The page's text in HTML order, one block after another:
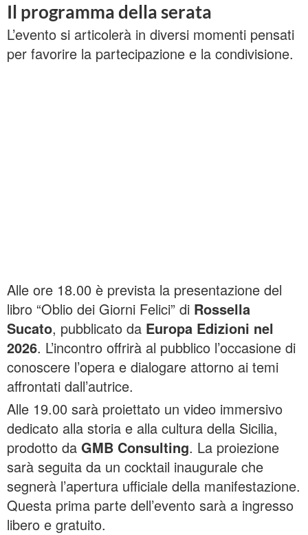
Il programma della serata
L’evento si articolerà in diversi momenti pensati
per favorire la partecipazione e la condivisione.
Alle ore 18.00 è prevista la presentazione del
libro “Oblio dei Giorni Felici” di Rossella
Sucato, pubblicato da Europa Edizioni nel
2026. L’incontro offrirà al pubblico l’occasione di
conoscere l’opera e dialogare attorno ai temi
affrontati dall’autrice.
Alle 19.00 sarà proiettato un video immersivo
dedicato alla storia e alla cultura della Sicilia,
prodotto da GMB Consulting. La proiezione
sarà seguita da un cocktail inaugurale che
segnerà l’apertura ufficiale della manifestazione.
Questa prima parte dell’evento sarà a ingresso
libero e gratuito.